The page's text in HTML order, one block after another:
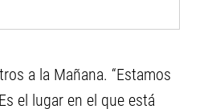
a la Mañana. “Estamos
el lugar en el que está